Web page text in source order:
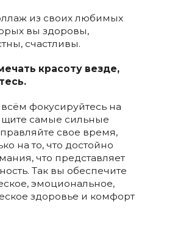
из своих любимых
вы здоровы,
счастливы.
красоту везде,
фокусируйтесь на
самые сильные
свое время,
на то, что достойно
что представляет
Так вы обеспечите
эмоциональное,
здоровье и комфорт